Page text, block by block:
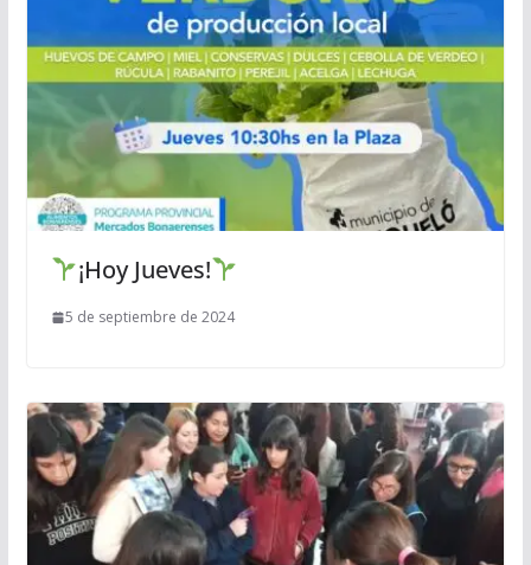
¡Hoy Jueves!
5 de septiembre de 2024